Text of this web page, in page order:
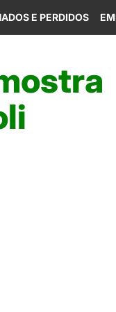
E PERDIDOS